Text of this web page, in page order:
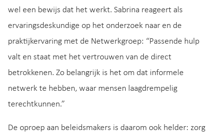
wel een bewijs dat het werkt. Sabrina reageert als
ervaringsdeskundige op het onderzoek naar en de
praktijkervaring met de Netwerkgroep: “Passende hulp
valt en staat met het vertrouwen van de direct
betrokkenen. Zo belangrijk is het om dat informele
netwerk te hebben, waar mensen laagdrempelig
terechtkunnen.”
De oproep aan beleidsmakers is daarom ook helder: zorg